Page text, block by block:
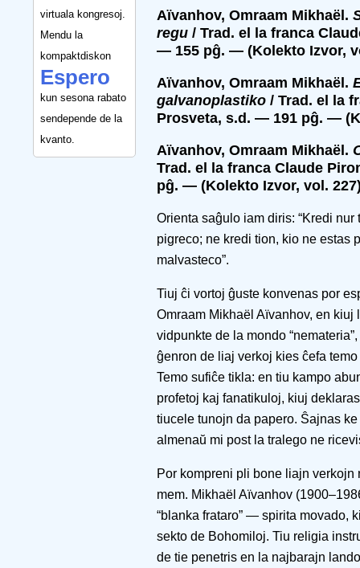
virtuala kongresoj.
Mendu la
kompaktdiskon
Espero
kun sesona rabato
sendepende de la
kvanto.
Aïvanhov, Omraam Mikhaël.
regu / Trad. el la franca
— 155 pĝ. — (Kolekto Izvor,
Aïvanhov, Omraam Mikhaël.
galvanoplastiko / Trad. el la
Prosveta, s.d. — 191 pĝ. —
Aïvanhov, Omraam Mikhaël.
Trad. el la franca Claude
pĝ. — (Kolekto Izvor, vol.
Orienta saĝulo iam diris: “Kredi
pigreco; ne kredi tion, kio ne estas
malvasteco”.
Tiuj ĉi vortoj ĝuste konvenas por
Omraam Mikhaël Aïvanhov, en
vidpunkte de la mondo
ĝenron de liaj verkoj kies ĉefa
Temo sufiĉe tikla: en tiu kampo
profetoj kaj fanatikuloj, kiuj
tiucele tunojn da papero. Ŝajnas
almenaŭ mi post la tralego ne
Por kompreni pli bone liajn
mem. Mikhaël Aïvanhov
“blanka frataro” — spirita movado,
sekto de Bohomiloj. Tiu religia
de tie penetris en la najbarajn